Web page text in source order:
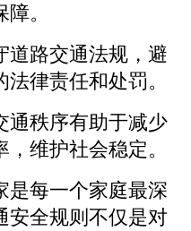
。
道路交通法规，避
律责任和处罚。
通秩序有助于减少
维护社会稳定。
是每一个家庭最深
安全规则不仅是对